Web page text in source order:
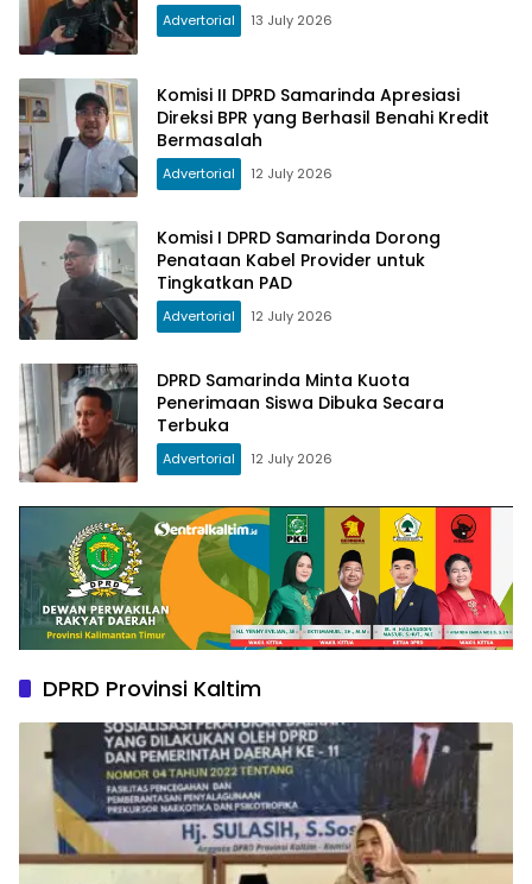
Advertorial 13 July 2026
Komisi II DPRD Samarinda Apresiasi
Direksi BPR yang Berhasil Benahi Kredit
Bermasalah
Advertorial 12 July 2026
Komisi I DPRD Samarinda Dorong
Penataan Kabel Provider untuk
Tingkatkan PAD
Advertorial 12 July 2026
DPRD Samarinda Minta Kuota
Penerimaan Siswa Dibuka Secara
Terbuka
Advertorial 12 July 2026
DPRD Provinsi Kaltim